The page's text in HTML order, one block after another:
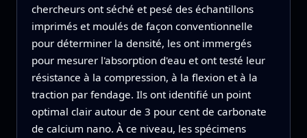
chercheurs ont séché et pesé des échantillons
imprimés et moulés de façon conventionnelle
pour déterminer la densité, les ont immergés
pour mesurer l'absorption d'eau et ont testé leur
résistance à la compression, à la flexion et à la
traction par fendage. Ils ont identifié un point
optimal clair autour de 3 pour cent de carbonate
de calcium nano. À ce niveau, les spécimens